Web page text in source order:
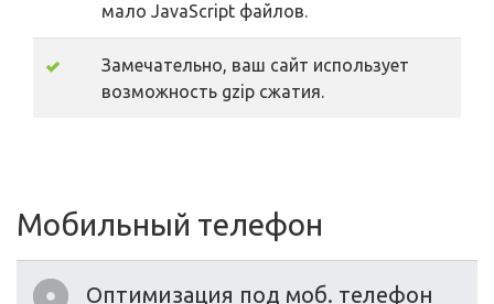
мало JavaScript файлов.
Замечательно, ваш сайт использует
возможность gzip сжатия.
Мобильный телефон
Оптимизация под моб. телефон